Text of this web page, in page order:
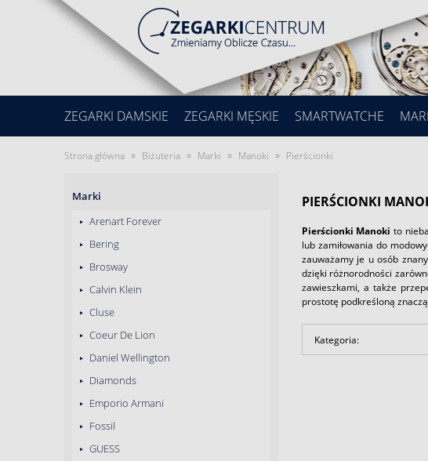
ZEGARKI DAMSKIE ZEGARKI MĘSKIE SMARTWATCHE
Strona główna » Biżuteria » Marki » Manoki » Pierścionki
Marki
Arenart Forever
Bering
Brosway
Calvin Klein
Cluse
Coeur De Lion
Daniel Wellington
Diamonds
Emporio Armani
Fossil
GUESS
PIERŚCIONKI
Pierścionki Manoki to
lub zamiłowania do
zauważamy je u osób
dzięki różnorodności
zawieszkami, a także
prostotę podkreśloną
Kategoria: